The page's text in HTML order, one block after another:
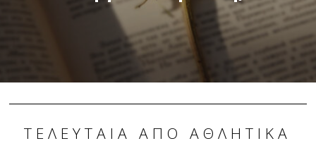
ΤΕΛΕΥΤΑΊΑ ΑΠΌ ΑΘΛΗΤΙΚΆ